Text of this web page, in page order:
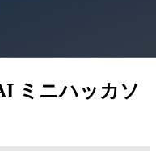
ミニハッカソ